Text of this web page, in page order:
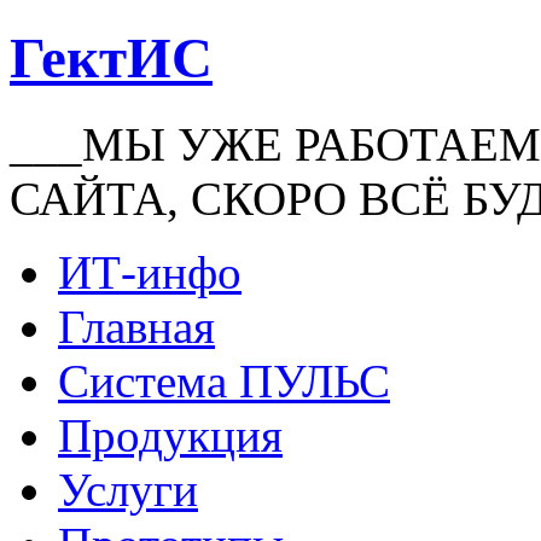
ГектИС
___МЫ УЖЕ
САЙТА, СКОРО ВСЁ
ИТ-инфо
Главная
Система ПУЛЬС
Продукция
Услуги